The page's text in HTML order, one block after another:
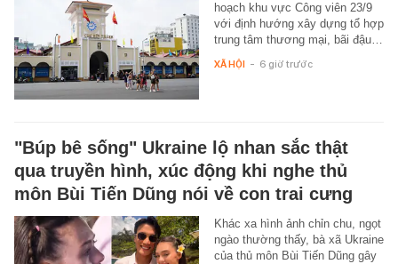
hoạch khu vực Công viên 23/9
với định hướng xây dựng tổ hợp
trung tâm thương mại, bãi đậu…
XÃ HỘI - 6 giờ trước
"Búp bê sống" Ukraine lộ nhan sắc thật
qua truyền hình, xúc động khi nghe thủ
môn Bùi Tiến Dũng nói về con trai cưng
Khác xa hình ảnh chỉn chu, ngọt
ngào thường thấy, bà xã Ukraine
của thủ môn Bùi Tiến Dũng gây